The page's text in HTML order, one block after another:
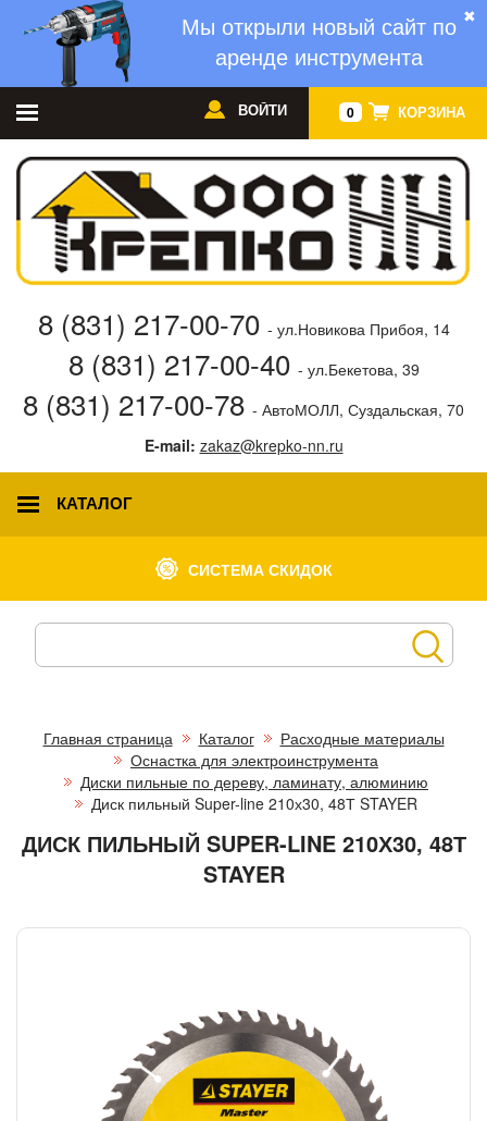
✖
Мы открыли новый сайт по
аренде инструмента
0 КОРЗИНА
ВОЙТИ
8 (831) 217-00-70 - ул.Новикова Прибоя, 14
8 (831) 217-00-40 - ул.Бекетова, 39
8 (831) 217-00-78 - АвтоМОЛЛ, Суздальская, 70
E-mail: zakaz@krepko-nn.ru
КАТАЛОГ
СИСТЕМА СКИДОК
Главная страница Каталог
Расходные материалы
Оснастка для электроинструмента
Диски пильные по дереву, ламинату, алюминию
Диск пильный Super-line 210х30, 48Т STAYER
ДИСК ПИЛЬНЫЙ SUPER-LINE 210Х30, 48Т
STAYER